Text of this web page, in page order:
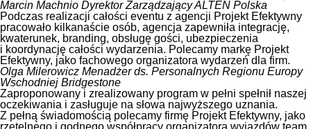
Marcin Machnio Dyrektor Zarządzający ALTEN Polska
Podczas realizacji całości eventu z agencji Projekt Efektywny
pracowało kilkanaście osób, agencja zapewniła integrację,
kwaterunek, branding, obsługę gości, ubezpieczenia
i koordynację całości wydarzenia. Polecamy markę Projekt
Efektywny, jako fachowego organizatora wydarzeń dla firm.
Olga Milerowicz Menadżer ds. Personalnych Regionu Europy
Wschodniej Bridgestone
Zaproponowany i zrealizowany program w pełni spełnił naszej
oczekiwania i zasługuje na słowa najwyższego uznania.
Z pełną świadomością polecamy firmę Projekt Efektywny, jako
rzetelnego i godnego współpracy organizatora wyjazdów team